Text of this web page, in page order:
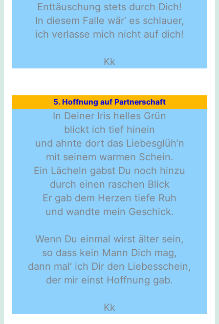
Enttäuschung stets durch Dich!
In diesem Falle wär‘ es schlauer,
ich verlasse mich nicht auf dich!
Kk
5. Hoffnung auf Partnerschaft
In Deiner Iris helles Grün
blickt ich tief hinein
und ahnte dort das Liebesglüh’n
mit seinem warmen Schein.
Ein Lächeln gabst Du noch hinzu
durch einen raschen Blick
Er gab dem Herzen tiefe Ruh
und wandte mein Geschick.
Wenn Du einmal wirst älter sein,
so dass kein Mann Dich mag,
dann mal‘ ich Dir den Liebesschein,
der mir einst Hoffnung gab.
Kk